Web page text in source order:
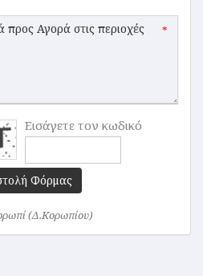
*
Εισάγετε τον κωδικό
Φόρμας
(Δ.Κορωπίου)